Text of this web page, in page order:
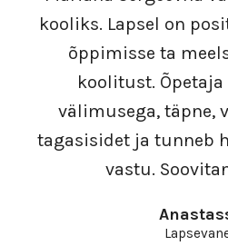
kooliks. Lapsel on
õppimisse ta
koolitust.
välimusega, täpne,
tagasisidet ja tunneb
vastu.